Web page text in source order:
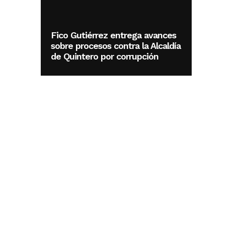
Fico Gutiérrez entrega avances
sobre procesos contra la Alcaldía
de Quintero por corrupción